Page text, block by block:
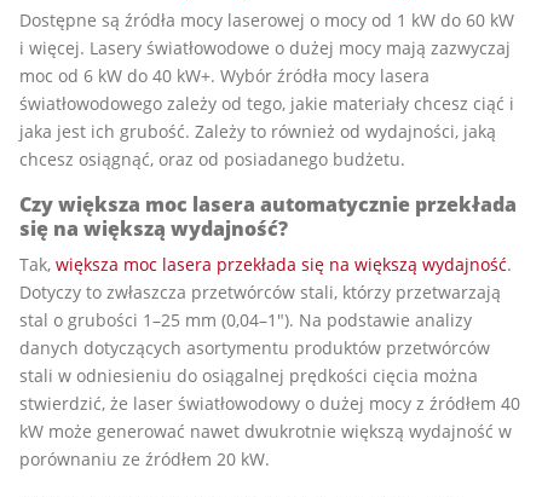
Dostępne są źródła mocy laserowej o mocy od 1 kW do 60 kW
i więcej. Lasery światłowodowe o dużej mocy mają zazwyczaj
moc od 6 kW do 40 kW+. Wybór źródła mocy lasera
światłowodowego zależy od tego, jakie materiały chcesz ciąć i
jaka jest ich grubość. Zależy to również od wydajności, jaką
chcesz osiągnąć, oraz od posiadanego budżetu.
Czy większa moc lasera automatycznie przekłada
się na większą wydajność?
Tak, większa moc lasera przekłada się na większą wydajność.
Dotyczy to zwłaszcza przetwórców stali, którzy przetwarzają
stal o grubości 1–25 mm (0,04–1"). Na podstawie analizy
danych dotyczących asortymentu produktów przetwórców
stali w odniesieniu do osiągalnej prędkości cięcia można
stwierdzić, że laser światłowodowy o dużej mocy z źródłem 40
kW może generować nawet dwukrotnie większą wydajność w
porównaniu ze źródłem 20 kW.